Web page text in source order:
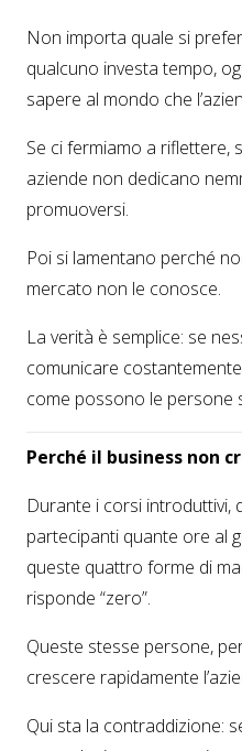
Non importa quale si
qualcuno investa tempo,
sapere al mondo che
Se ci fermiamo a riflettere,
aziende non dedicano
promuoversi.
Poi si lamentano perché
mercato non le conosce.
La verità è semplice: se
comunicare
come possono le persone
Perché il business non
Durante i corsi introduttivi,
partecipanti quante ore al
queste quattro forme di
risponde “zero”.
Queste stesse persone,
crescere rapidamente
Qui sta la contraddizione: